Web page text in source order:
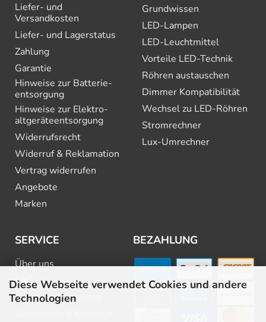
Diese Webseite verwendet Cookies und andere
Technologien
Liefer- und
Versandkosten
Liefer- und Lagerstatus
Zahlung
Garantie
Hinweise zur Batterie­
entsorgung
Hinweise zur Elektro­
altgeräte­entsorgung
Widerrufsrecht
Widerruf & Reklamation
Vertrag widerrufen
Angebote
Marken
Grundwissen
LED-Lampen
LED-Leuchtmittel
Vorteile LED-Technik
Röhren austauschen
Dimmer Kompatibilität
Wechsel zu LED-Röhren
Stromrechner
Lux-Umrechner
SERVICE
Über uns
FAQ
Beratung & Planung
BEZAHLUNG